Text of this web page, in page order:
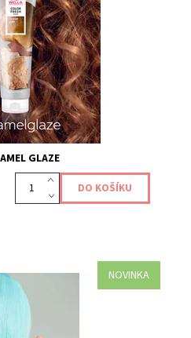
obnovuje vaši barevnou
pigmentům....
GLAZE
NOVINKA
je pečujícím produktem,
barevnou tonalitu vlasů,
Oživte si...